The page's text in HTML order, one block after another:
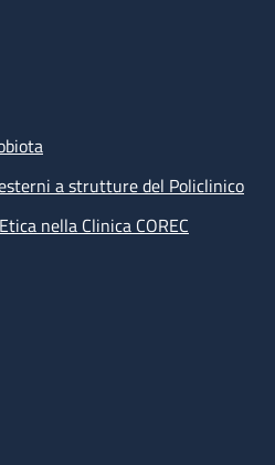
a strutture del Policlinico
nella Clinica COREC